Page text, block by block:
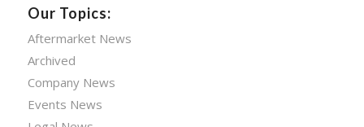
Our Topics:
Aftermarket News
Archived
Company News
Events News